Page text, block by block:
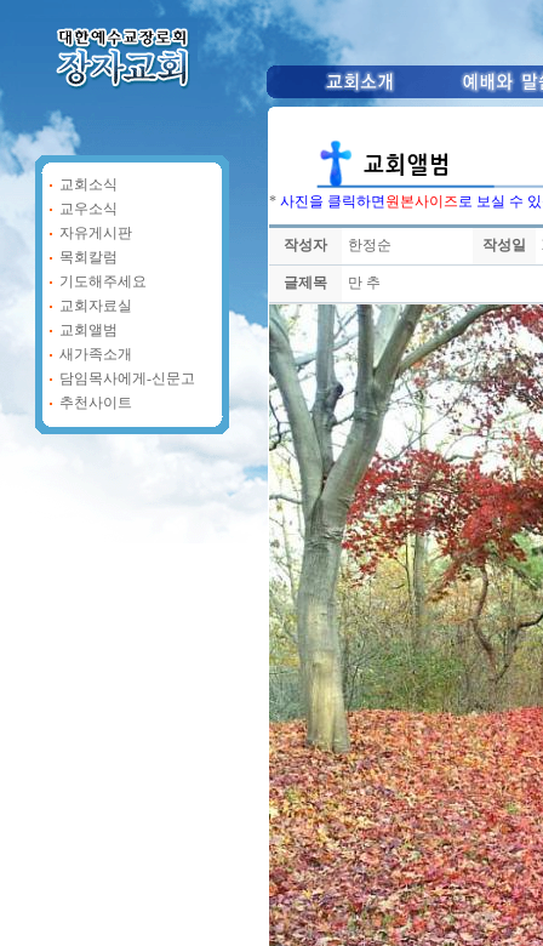
교회소식
교우소식
자유게시판
목회칼럼
기도해주세요
교회자료실
교회앨범
새가족소개
담임목사에게-신문고
추천사이트
* 사진을 클릭하면 원본사이즈로 보실 수
작성자 한정순 작성일
글제목 만 추